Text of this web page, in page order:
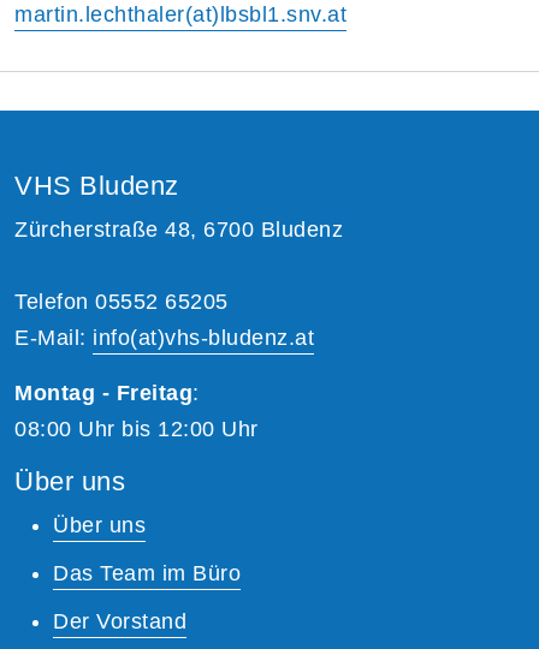
martin.lechthaler(at)lbsbl1.snv.at
VHS Bludenz
Zürcherstraße 48, 6700 Bludenz
Telefon 05552 65205
E-Mail: info(at)vhs-bludenz.at
Montag - Freitag:
08:00 Uhr bis 12:00 Uhr
Über uns
Über uns
Das Team im Büro
Der Vorstand